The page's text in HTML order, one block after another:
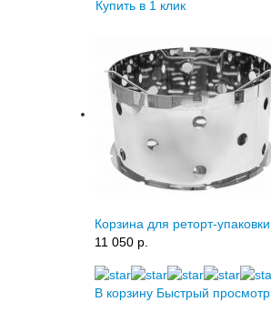
Купить в 1 клик
Корзина для реторт-упаковки
11 050 p.
В корзину Быстрый просмотр